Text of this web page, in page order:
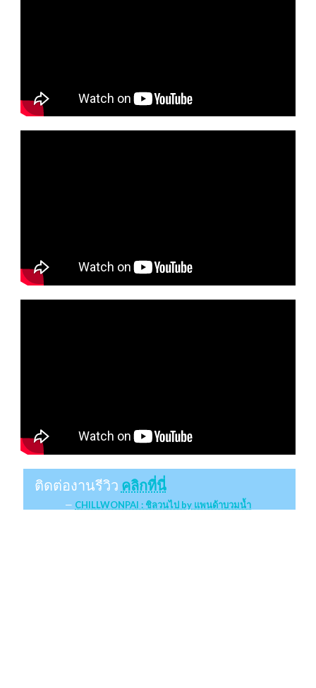
ติดต่องานรีวิว คลิกที่นี่
CHILLWONPAI : ชิลวนไป by แพนด้าบวมน้ำ